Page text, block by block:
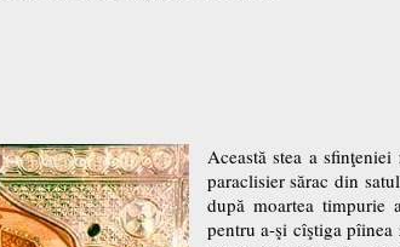
Această stea a
paraclisier sărac din
după moartea timpurie
pentru a-şi cîştiga